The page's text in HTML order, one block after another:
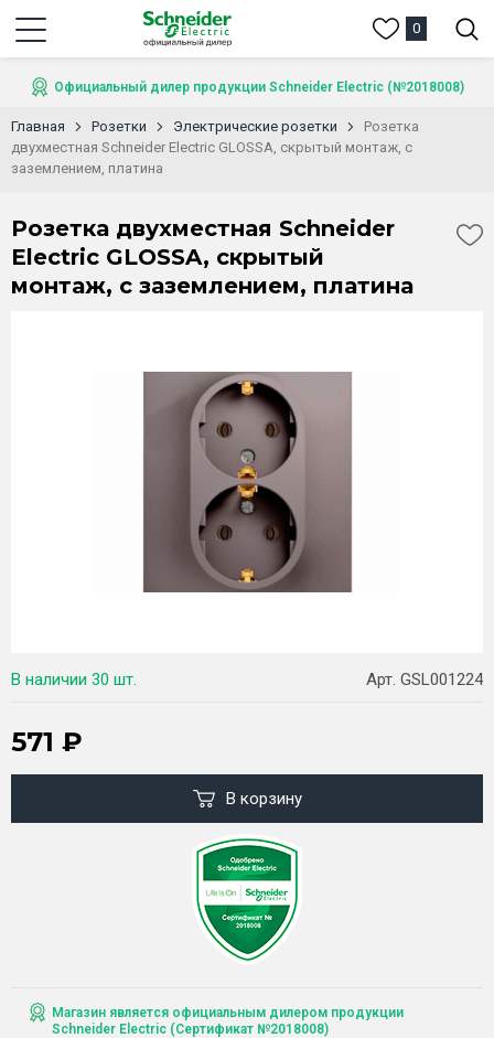
0
Официальный дилер продукции Schneider Electric (№2018008)
Главная Розетки Электрические розетки
Розетка
двухместная Schneider Electric GLOSSA, скрытый монтаж, с
заземлением, платина
Розетка двухместная Schneider
Electric GLOSSA, скрытый
монтаж, с заземлением, платина
В наличии 30 шт. Арт. GSL001224
571 ₽
В корзину
Магазин является официальным дилером продукции
Schneider Electric (Сертификат №2018008)